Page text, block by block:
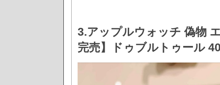
3.アップルウォッチ 偽物
完売】ドゥブルトゥール